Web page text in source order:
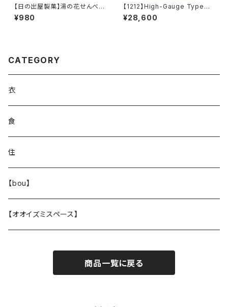
【日の出屋製菓】湯の花せんべい
（丸缶）
¥980
【1212】High-Gauge Typewr
iter Mountain Shirt
¥28,600
CATEGORY
衣
食
住
【bou】
【オオイズミスペース】
商品一覧に戻る